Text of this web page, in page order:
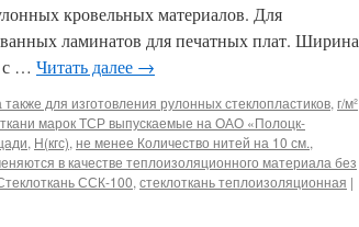
кровельных материалов. Для
ламинатов для печатных плат. Ширина
с … Читать далее →
также для изготовления рулонных стеклопластиков, г/м²
марок ТСР выпускаемые на ОАО «Полоцк-
, Н(кгс), не менее Количество нитей на 10 см.,
в качестве теплоизоляционного материала без
ССК-100, стеклоткань теплоизоляционная |